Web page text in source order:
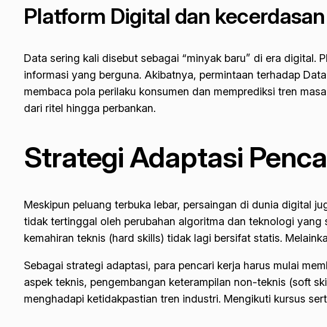
Platform Digital dan
Data sering kali disebut sebagai “minyak baru” di era
informasi yang berguna. Akibatnya, permintaan terhadap
membaca pola perilaku konsumen dan memprediksi tren
dari ritel hingga perbankan.
Strategi Adaptasi
Meskipun peluang terbuka lebar, persaingan di dunia digital
tidak tertinggal oleh perubahan algoritma dan teknologi
kemahiran teknis (hard skills) tidak lagi bersifat statis.
Sebagai strategi adaptasi, para pencari kerja harus mulai
aspek teknis, pengembangan keterampilan non-teknis (soft
menghadapi ketidakpastian tren industri. Mengikuti kursus